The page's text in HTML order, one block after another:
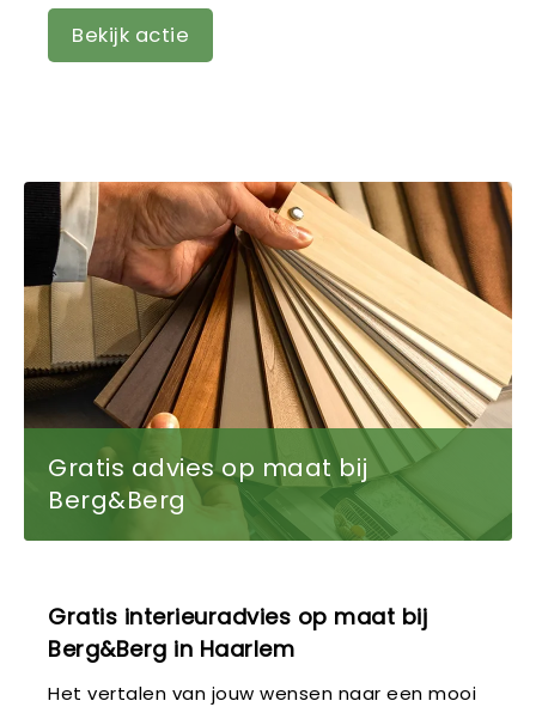
Bekijk actie
Gratis advies op maat bij
Berg&Berg
Gratis interieuradvies op maat bij
Berg&Berg in Haarlem
Het vertalen van jouw wensen naar een mooi